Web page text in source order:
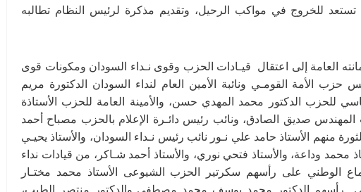
للخروج في مواكب الرحيل، وتقديم مذكرة لرئيس النظام تطالبه
العامة إلى اعتقال قيـادات الحزب وقوى نـداء السودان ومكونات قوﻯ
حزب الأمة القومـي ونائبة الأمين العام لنداء السودان الدكتورة مريم
للحزب الدكتور محمد المهدي حسن، والأمينة العامة للحزب الأستاذة
صديق الصادق، ونائب رئيس دائـرة الإعلام بالحزب مصباح أحمد
منهم الأستاذ حامد علي نـور نائب رئيس نـداء السودان، والأستاذ يحيـي
محمد وداعة، والأستاذ فتحي نوري، والأستاذ أحمد شـاكر، من قيادات نداء
الوطني على رأسهم سكرتير الحزب الشيوعى الأستاذ محمد مختـار
رأسهم الدكتور محمد يوسف محمد مصطفي والدكتور منتصر الطيب،